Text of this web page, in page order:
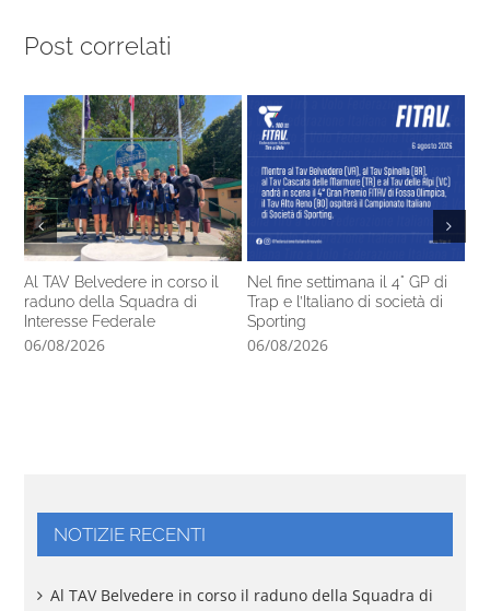
Post correlati
Al TAV Belvedere in corso il
raduno della Squadra di
Interesse Federale
06/08/2026
Nel fine settimana il 4° GP di
Trap e l’Italiano di società di
Sporting
06/08/2026
NOTIZIE RECENTI
Al TAV Belvedere in corso il raduno della Squadra di